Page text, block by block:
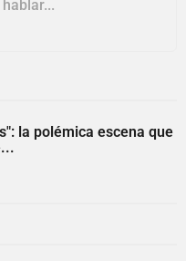
la polémica escena que